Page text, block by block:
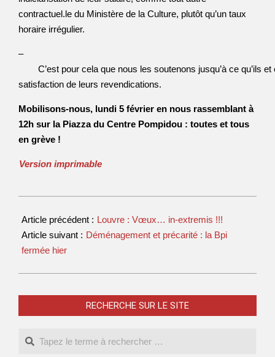
contractuel.le du Ministère de la Culture, plutôt qu’un taux
horaire irrégulier.
–
C’est pour cela que nous les soutenons jusqu’à ce qu’ils et
satisfaction de leurs revendications.
Mobilisons-nous, lundi 5 février en nous rassemblant à
12h sur la Piazza du Centre Pompidou : toutes et tous
en grève !
Version imprimable
Article précédent : Louvre : Vœux… in-extremis !!!
Article suivant : Déménagement et précarité : la Bpi
fermée hier
RECHERCHE SUR LE SITE